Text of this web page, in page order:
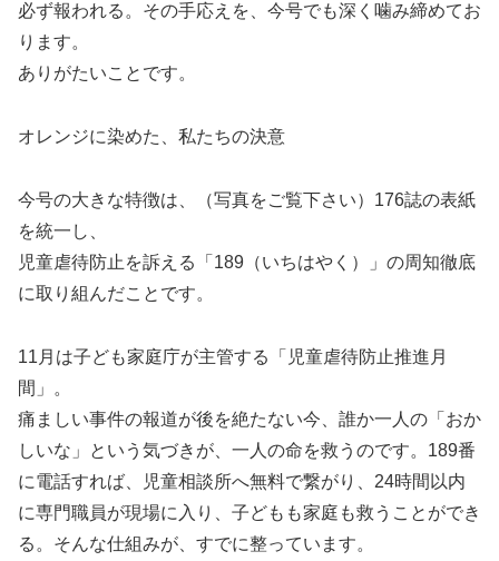
必ず報われる。その手応えを、今号でも深く噛み締めてお
ります。
ありがたいことです。
オレンジに染めた、私たちの決意
今号の大きな特徴は、（写真をご覧下さい）176誌の表紙
を統一し、
児童虐待防止を訴える「189（いちはやく）」の周知徹底
に取り組んだことです。
11月は子ども家庭庁が主管する「児童虐待防止推進月
間」。
痛ましい事件の報道が後を絶たない今、誰か一人の「おか
しいな」という気づきが、一人の命を救うのです。189番
に電話すれば、児童相談所へ無料で繋がり、24時間以内
に専門職員が現場に入り、子どもも家庭も救うことができ
る。そんな仕組みが、すでに整っています。